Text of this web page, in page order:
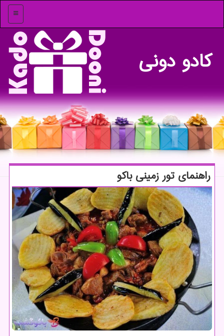
منو
كادو دونی
راهنمای تور زمینی باكو